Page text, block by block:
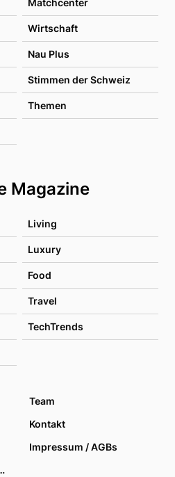
Matchcenter
Wirtschaft
Nau Plus
Stimmen der Schweiz
Themen
Magazine
Living
Luxury
Food
Travel
TechTrends
Team
Kontakt
Impressum / AGBs
verwalten